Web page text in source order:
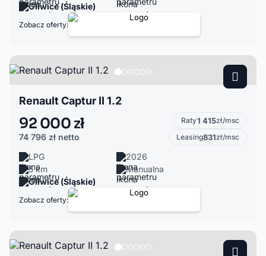
Gliwice (Śląskie)
Zobacz oferty:
Renault Captur II 1.2
92 000 zł
74 796 zł netto
Raty1 415zł/msc
Leasing831zł/msc
LPG
2026
5 km
Manualna
Gliwice (Śląskie)
Zobacz oferty: